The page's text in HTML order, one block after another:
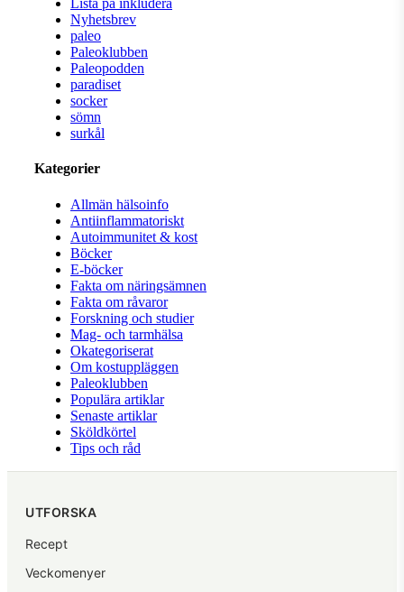
Lista på inkludera
Nyhetsbrev
paleo
Paleoklubben
Paleopodden
paradiset
socker
sömn
surkål
Kategorier
Allmän hälsoinfo
Antiinflammatoriskt
Autoimmunitet & kost
Böcker
E-böcker
Fakta om näringsämnen
Fakta om råvaror
Forskning och studier
Mag- och tarmhälsa
Okategoriserat
Om kostuppläggen
Paleoklubben
Populära artiklar
Senaste artiklar
Sköldkörtel
Tips och råd
UTFORSKA
Recept
Veckomenyer